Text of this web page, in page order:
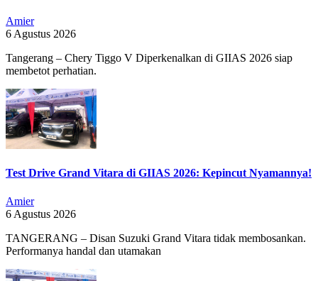
Amier
6 Agustus 2026
Tangerang – Chery Tiggo V Diperkenalkan di GIIAS 2026 siap
membetot perhatian.
Test Drive Grand Vitara di GIIAS 2026: Kepincut Nyamannya!
Amier
6 Agustus 2026
TANGERANG – Disan Suzuki Grand Vitara tidak membosankan.
Performanya handal dan utamakan